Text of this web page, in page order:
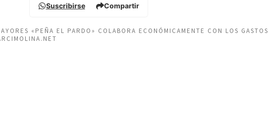
Suscribirse Compartir
«PEÑA EL PARDO» COLABORA ECONÓMICAMENTE CON LOS GASTOS